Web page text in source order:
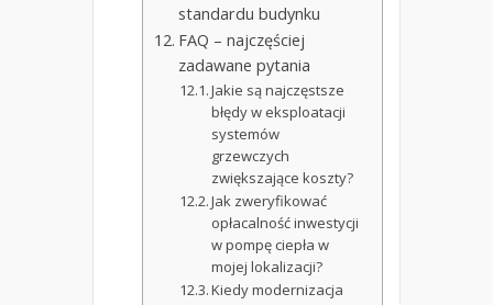
standardu budynku
FAQ – najczęściej
zadawane pytania
Jakie są najczęstsze
błędy w eksploatacji
systemów
grzewczych
zwiększające koszty?
Jak zweryfikować
opłacalność inwestycji
w pompę ciepła w
mojej lokalizacji?
Kiedy modernizacja